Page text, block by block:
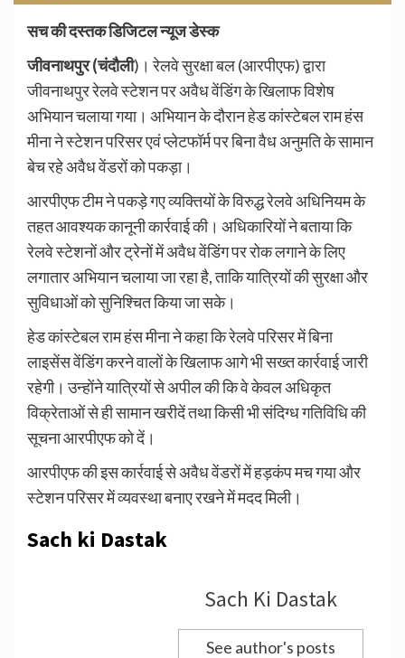
सच की दस्तक डिजिटल न्यूज डेस्क
जीवनाथपुर (चंदौली)। रेलवे सुरक्षा बल (आरपीएफ) द्वारा
जीवनाथपुर रेलवे स्टेशन पर अवैध वेंडिंग के खिलाफ विशेष
अभियान चलाया गया। अभियान के दौरान हेड कांस्टेबल राम हंस
मीना ने स्टेशन परिसर एवं प्लेटफॉर्म पर बिना वैध अनुमति के सामान
बेच रहे अवैध वेंडरों को पकड़ा।
आरपीएफ टीम ने पकड़े गए व्यक्तियों के विरुद्ध रेलवे अधिनियम के
तहत आवश्यक कानूनी कार्रवाई की। अधिकारियों ने बताया कि
रेलवे स्टेशनों और ट्रेनों में अवैध वेंडिंग पर रोक लगाने के लिए
लगातार अभियान चलाया जा रहा है, ताकि यात्रियों की सुरक्षा और
सुविधाओं को सुनिश्चित किया जा सके।
हेड कांस्टेबल राम हंस मीना ने कहा कि रेलवे परिसर में बिना
लाइसेंस वेंडिंग करने वालों के खिलाफ आगे भी सख्त कार्रवाई जारी
रहेगी। उन्होंने यात्रियों से अपील की कि वे केवल अधिकृत
विक्रेताओं से ही सामान खरीदें तथा किसी भी संदिग्ध गतिविधि की
सूचना आरपीएफ को दें।
आरपीएफ की इस कार्रवाई से अवैध वेंडरों में हड़कंप मच गया और
स्टेशन परिसर में व्यवस्था बनाए रखने में मदद मिली।
Sach ki Dastak
Sach Ki Dastak
See author's posts